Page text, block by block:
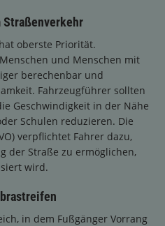
Straßenverkehr
oberste Priorität.
und Menschen mit
berechenbar und
Fahrzeugführer sollten
Geschwindigkeit in der Nähe
Schulen reduzieren. Die
verpflichtet Fahrer dazu,
der Straße zu ermöglichen,
wird.
in dem Fußgänger Vorrang